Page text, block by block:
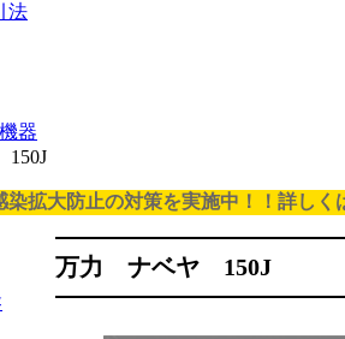
法
器
染拡大防止の対策を実施中！！詳しく
万力 ナベヤ 150J